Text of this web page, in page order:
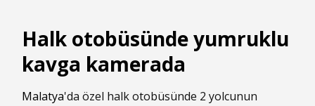
Halk otobüsünde yumruklu
kavga kamerada
Malatya'da özel halk otobüsünde 2 yolcunun